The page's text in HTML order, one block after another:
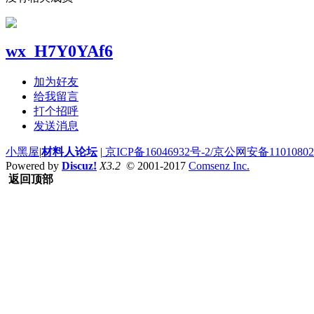
wx_H7Y0YAf6
加为好友
给我留言
打个招呼
发送消息
小黑屋|材料人论坛 | 京ICP备16046932号-2/京公网安备
Powered by Discuz! X3.2 © 2001-2017 Comsenz Inc.
返回顶部